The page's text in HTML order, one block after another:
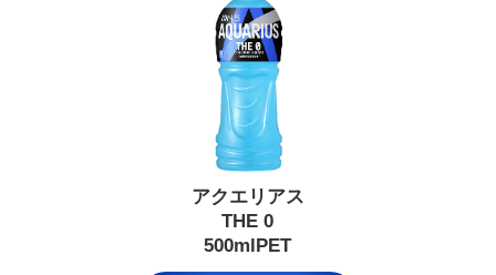
アクエリアス
THE 0
500mlPET